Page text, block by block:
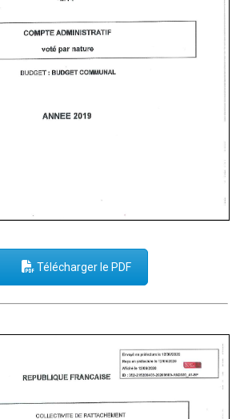
Télécharger le PDF